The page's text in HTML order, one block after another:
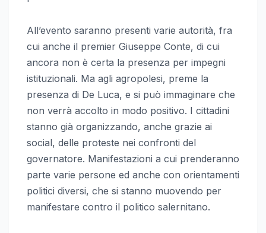
All’evento saranno presenti varie autorità, fra
cui anche il premier Giuseppe Conte, di cui
ancora non è certa la presenza per impegni
istituzionali. Ma agli agropolesi, preme la
presenza di De Luca, e si può immaginare che
non verrà accolto in modo positivo. I cittadini
stanno già organizzando, anche grazie ai
social, delle proteste nei confronti del
governatore. Manifestazioni a cui prenderanno
parte varie persone ed anche con orientamenti
politici diversi, che si stanno muovendo per
manifestare contro il politico salernitano.